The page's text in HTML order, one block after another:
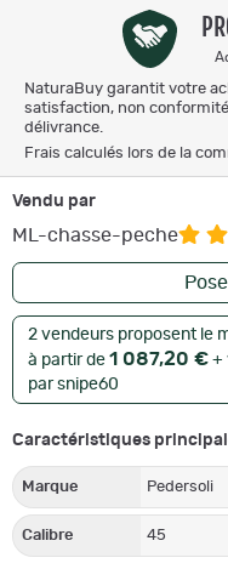
NaturaBuy garantit votre
satisfaction, non
délivrance.
Frais calculés lors de la
Vendu par
ML-chasse-peche
2 vendeurs proposent le
à partir de 1 087,20 € +
par snipe60
Caractéristiques
Marque Pedersoli
Calibre 45